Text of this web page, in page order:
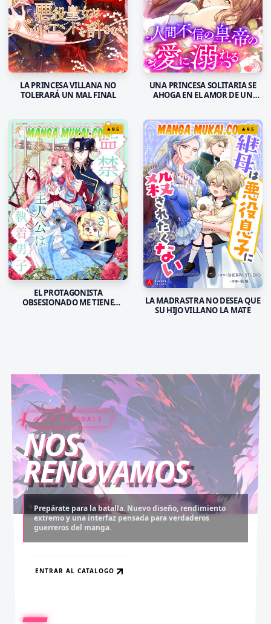
LA PRINCESA VILLANA NO
TOLERARÁ UN MAL FINAL
UNA PRINCESA SOLITARIA SE
AHOGA EN EL AMOR DE UN
★9.5
EL PROTAGONISTA
OBSESIONADO ME TIENE
★9.5
LA MADRASTRA NO DESEA QUE
SU HIJO VILLANO LA MATE
V 2.0 UPDATE
NOS
RENOVAMOS
Prepárate para la batalla. Nuevo diseño, rendimiento
extremo y una interfaz pensada para verdaderos
guerreros del manga.
ENTRAR AL CATALOGO
COIN RUSH
Desbloquea capítulos legendarios. Recarga tus monedas
y accede al contenido más exclusivo sin límites.
RECARGAR AHORA
ELITE PASS
Asciende al rango máximo. Experiencia sin anuncios,
descargas infinitas y acceso anticipado.
VER BENEFICIOS